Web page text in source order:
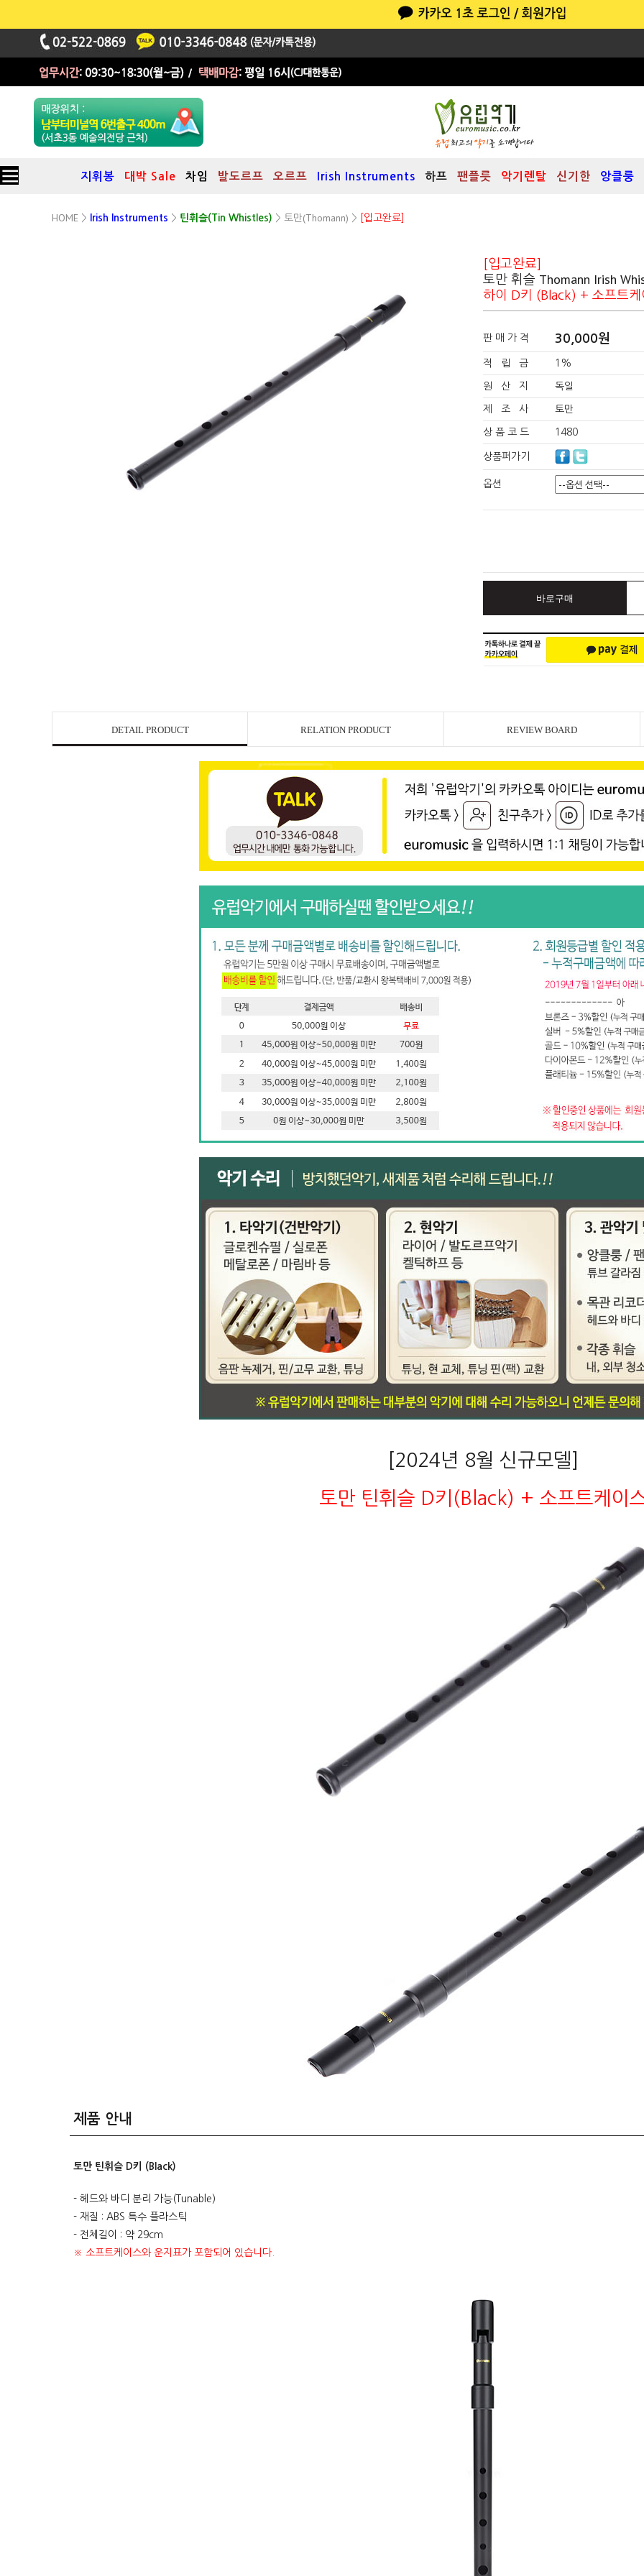
지휘봉 대박 Sale 차임 발도르프 오르프 Irish Instruments 하프 팬플릇 악기렌탈 신기한 앙클룽
HOME > Irish Instruments > 틴휘슬(Tin Whistles) > 토만(Thomann) > [입고완료]
[입고완료]
토만 휘슬 Thomann Irish
하이 D키 (Black) + 소프트케
판 매 가 격 30,000원
적 립 금 1%
원 산 지 독일
제 조 사 토만
상 품 코 드 1480
상품퍼가기
옵션
바로구매
DETAIL PRODUCT RELATION PRODUCT REVIEW BOARD
[2024년 8월 신규모델]
토만 틴휘슬 D키(Black) + 소프트케이
제품 안내
토만 틴휘슬 D키 (Black)
- 헤드와 바디 분리 가능(Tunable)
- 재질 : ABS 특수 플라스틱
- 전체길이 : 약 29cm
※ 소프트케이스와 운지표가 포함되어 있습니다.